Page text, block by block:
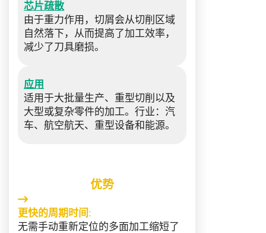
芯片疏散
由于重力作用，切屑会从切削区域
自然落下，从而提高了加工效率，
减少了刀具磨损。
应用
适用于大批量生产、重型切削以及
大型或复杂零件的加工。行业：汽
车、航空航天、重型设备和能源。
优势
更快的周期时间 :
无需手动重新定位的多面加工缩短了